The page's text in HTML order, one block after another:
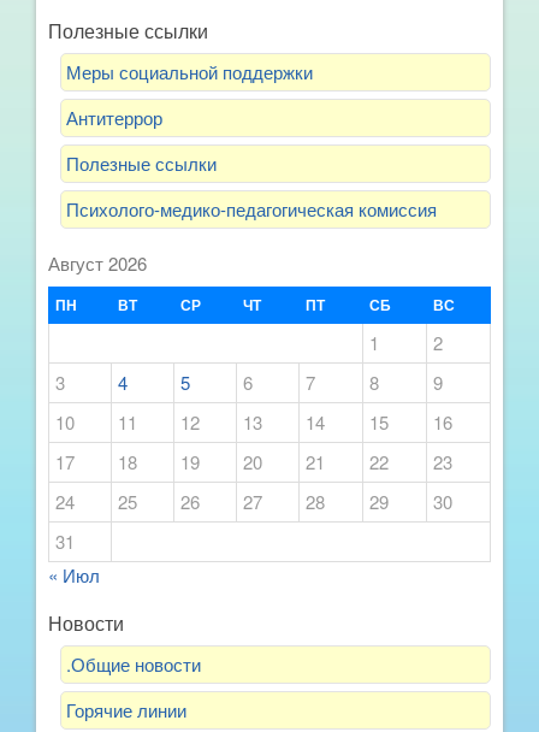
Полезные ссылки
Меры социальной поддержки
Антитеррор
Полезные ссылки
Психолого-медико-педагогическая комиссия
Август 2026
ПН ВТ СР ЧТ ПТ СБ ВС
1
2
3
4 5 6 7 8
9
10
11 12 13 14 15
16
17
18 19 20 21 22
23
24
25 26 27 28 29
30
31
« Июл
Новости
.Общие новости
Горячие линии